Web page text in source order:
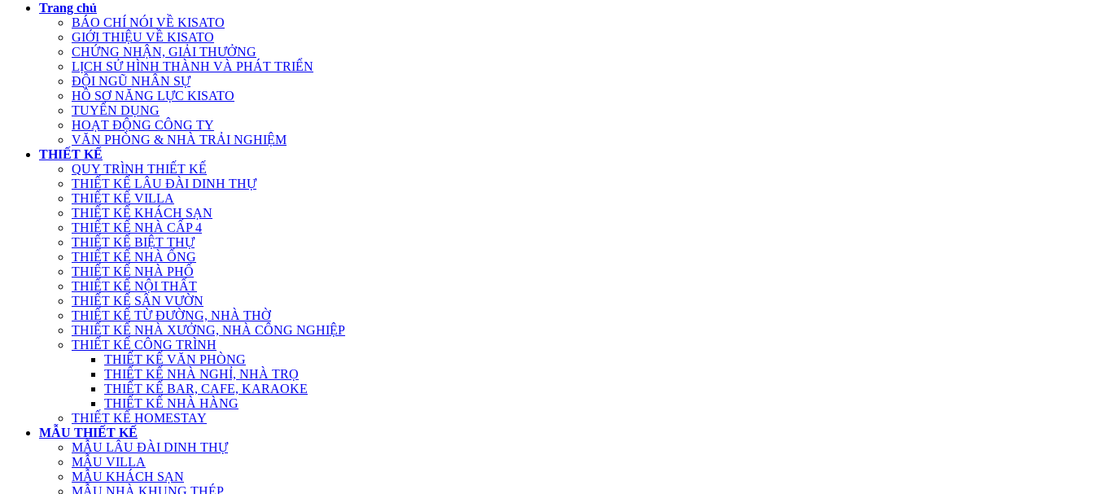
Trang chủ
BÁO CHÍ NÓI VỀ KISATO
GIỚI THIỆU VỀ KISATO
CHỨNG NHẬN, GIẢI THƯỞNG
LỊCH SỬ HÌNH THÀNH VÀ PHÁT TRIỂN
ĐỘI NGŨ NHÂN SỰ
HỒ SƠ NĂNG LỰC KISATO
TUYỂN DỤNG
HOẠT ĐỘNG CÔNG TY
VĂN PHÒNG & NHÀ TRẢI NGHIỆM
THIẾT KẾ
QUY TRÌNH THIẾT KẾ
THIẾT KẾ LÂU ĐÀI DINH THỰ
THIẾT KẾ VILLA
THIẾT KẾ KHÁCH SẠN
THIẾT KẾ NHÀ CẤP 4
THIẾT KẾ BIỆT THỰ
THIẾT KẾ NHÀ ỐNG
THIẾT KẾ NHÀ PHỐ
THIẾT KẾ NỘI THẤT
THIẾT KẾ SÂN VƯỜN
THIẾT KẾ TỪ ĐƯỜNG, NHÀ THỜ
THIẾT KẾ NHÀ XƯỞNG, NHÀ CÔNG NGHIỆP
THIẾT KẾ CÔNG TRÌNH
THIẾT KẾ VĂN PHÒNG
THIẾT KẾ NHÀ NGHỈ, NHÀ TRỌ
THIẾT KẾ BAR, CAFE, KARAOKE
THIẾT KẾ NHÀ HÀNG
THIẾT KẾ HOMESTAY
MẪU THIẾT KẾ
MẪU LÂU ĐÀI DINH THỰ
MẪU VILLA
MẪU KHÁCH SẠN
MẪU NHÀ KHUNG THÉP